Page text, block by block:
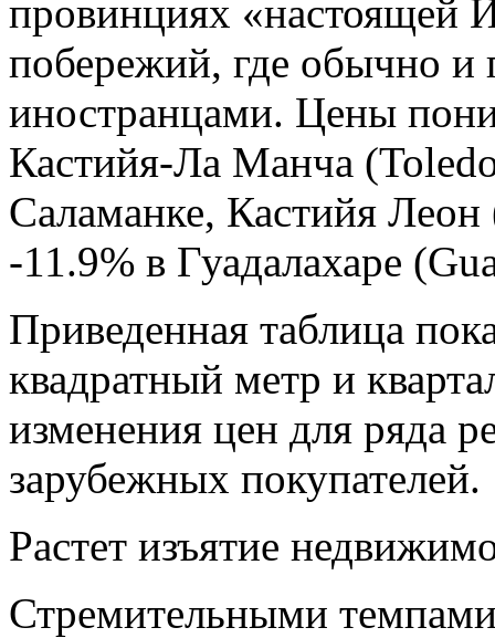
провинциях «настоящей
побережий, где обычно и
иностранцами. Цены
Кастийя-Ла Манча
Саламанке, Кастийя
-11.9% в Гуадалахаре
Приведенная таблица
квадратный метр и
изменения цен для ряда
зарубежных покупателей.
Растет изъятие
Стремительными темпами